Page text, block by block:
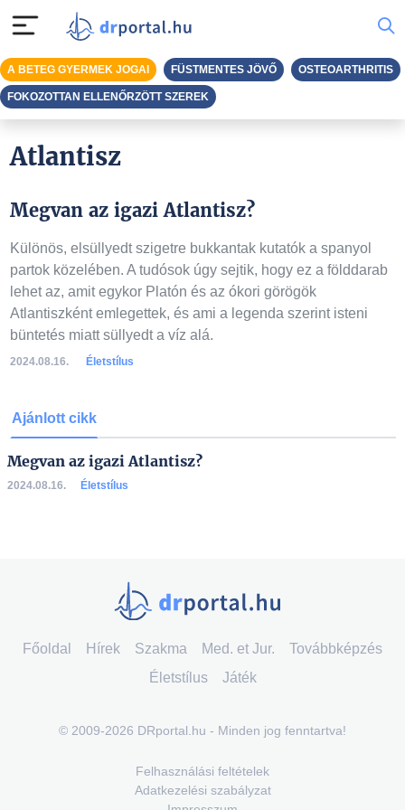
Atlantisz
Megvan az igazi Atlantisz?
Különös, elsüllyedt szigetre bukkantak kutatók a spanyol
partok közelében. A tudósok úgy sejtik, hogy ez a földdarab
lehet az, amit egykor Platón és az ókori görögök
Atlantiszként emlegettek, és ami a legenda szerint isteni
büntetés miatt süllyedt a víz alá.
2024.08.16. Életstílus
Ajánlott cikk
Megvan az igazi Atlantisz?
2024.08.16. Életstílus
A BETEG GYERMEK JOGAI FÜSTMENTES JÖVŐ OSTEOARTHRITIS
FOKOZOTTAN ELLENŐRZÖTT SZEREK
Főoldal Hírek Szakma Med. et Jur.
Továbbképzés
Életstílus
Játék
© 2009-2026 DRportal.hu - Minden jog fenntartva!
Felhasználási feltételek
Adatkezelési szabályzat